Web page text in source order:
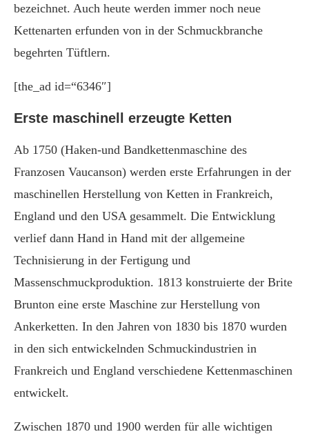
bezeichnet. Auch heute werden immer noch neue
Kettenarten erfunden von in der Schmuckbranche
begehrten Tüftlern.
[the_ad id=“6346″]
Erste maschinell erzeugte Ketten
Ab 1750 (Haken-und Bandkettenmaschine des
Franzosen Vaucanson) werden erste Erfahrungen in der
maschinellen Herstellung von Ketten in Frankreich,
England und den USA gesammelt. Die Entwicklung
verlief dann Hand in Hand mit der allgemeine
Technisierung in der Fertigung und
Massenschmuckproduktion. 1813 konstruierte der Brite
Brunton eine erste Maschine zur Herstellung von
Ankerketten. In den Jahren von 1830 bis 1870 wurden
in den sich entwickelnden Schmuckindustrien in
Frankreich und England verschiedene Kettenmaschinen
entwickelt.
Zwischen 1870 und 1900 werden für alle wichtigen